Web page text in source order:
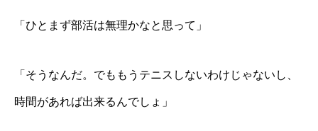
「ひとまず部活は無理かなと思って」
「そうなんだ。でももうテニスしないわけじゃないし、
時間があれば出来るんでしょ」